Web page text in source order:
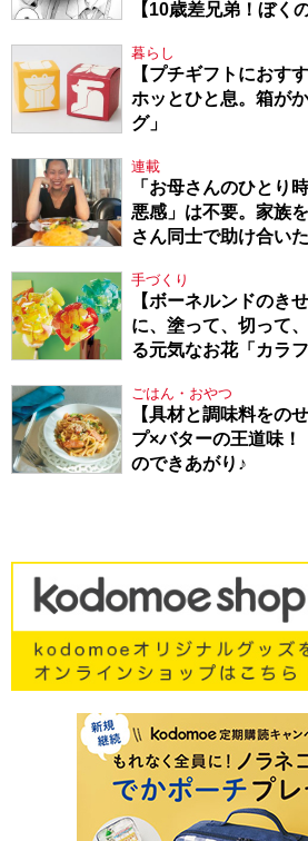
【10歳差兄弟！ぼく
暮らし
【プチギフトにおす
ホッとひと息。箱が
グ」
連載
「お母さんのひとり
悪感」は不要。家族
さん同士で助け合い
手づくり
【ボーネルンドのき
に、塗って、切って
る元気なお花「カラ
ごはん・おやつ
【具材と調味料をの
プ×バターの王道味！
のできあがり♪